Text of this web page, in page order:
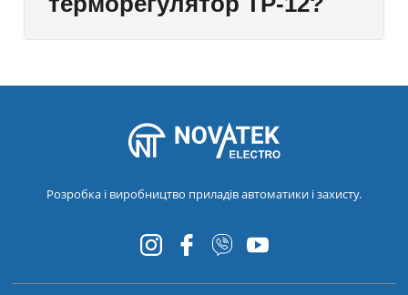
Розробка і виробництво приладів автоматики і захисту.